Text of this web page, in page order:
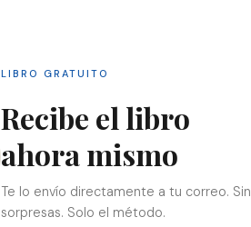
LIBRO GRATUITO
Recibe el libro
ahora mismo
Te lo envío directamente a tu correo. Sin
sorpresas. Solo el método.